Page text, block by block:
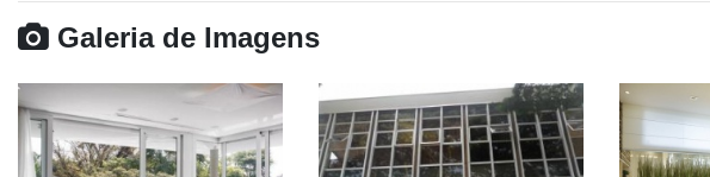
Galeria de Imagens